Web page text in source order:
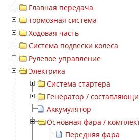
Главная передача
тормозная система
Ходовая часть
Система подвески колеса
Рулевое управление
Электрика
Система стартера
Генератор /
Аккумулятор
Основная фара /
Передняя фара